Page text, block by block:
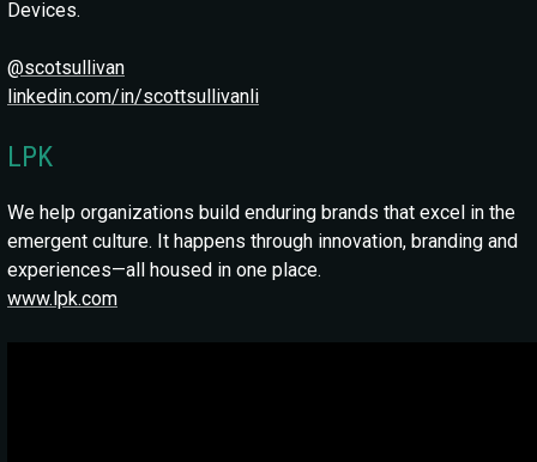
Devices.
@scotsullivan
linkedin.com/in/scottsullivanli
LPK
We help organizations build enduring brands that excel in the
emergent culture. It happens through innovation, branding and
experiences—all housed in one place.
www.lpk.com